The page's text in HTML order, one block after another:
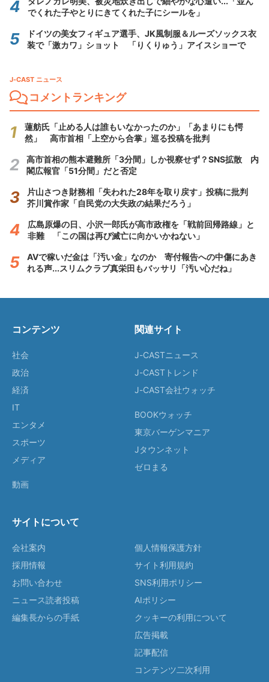
でくれた子やとりにきてくれた子にシールを」
ドイツの美女フィギュア選手、JK風制服＆ルーズソックス衣
装で「激カワ」ショット 「りくりゅう」アイスショーで
J-CAST ニュース
コメントランキング
蓮舫氏「止める人は誰もいなかったのか」「あまりにも愕
然」 高市首相「上空から合掌」巡る投稿を批判
高市首相の熊本避難所「3分間」しか視察せず？SNS拡散 内
閣広報官「51分間」だと否定
片山さつき財務相「失われた28年を取り戻す」投稿に批判
芥川賞作家「自民党の大失政の結果だろう」
広島原爆の日、小沢一郎氏が高市政権を「戦前回帰路線」と
非難 「この国は再び滅亡に向かいかねない」
AVで稼いだ金は「汚い金」なのか 寄付報告への中傷にあき
れる声...スリムクラブ真栄田もバッサリ「汚い心だね」
コンテンツ
社会
政治
経済
IT
エンタメ
スポーツ
メディア
動画
関連サイト
J-CASTニュース
J-CASTトレンド
J-CAST会社ウォッチ
BOOKウォッチ
東京バーゲンマニア
Jタウンネット
ゼロまる
サイトについて
会社案内
採用情報
お問い合わせ
ニュース読者投稿
編集長からの手紙
個人情報保護方針
サイト利用規約
SNS利用ポリシー
AIポリシー
クッキーの利用について
広告掲載
記事配信
コンテンツ二次利用